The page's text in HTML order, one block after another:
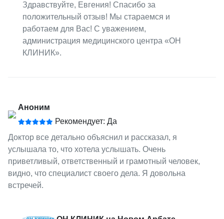
Здравствуйте, Евгения! Спасибо за
положительный отзыв! Мы стараемся и
работаем для Вас! С уважением,
администрация медицинского центра «ОН
КЛИНИК».
Аноним
Рекомендует: Да
Доктор все детально объяснил и рассказал, я
услышала то, что хотела услышать. Очень
приветливый, ответственный и грамотный человек,
видно, что специалист своего дела. Я довольна
встречей.